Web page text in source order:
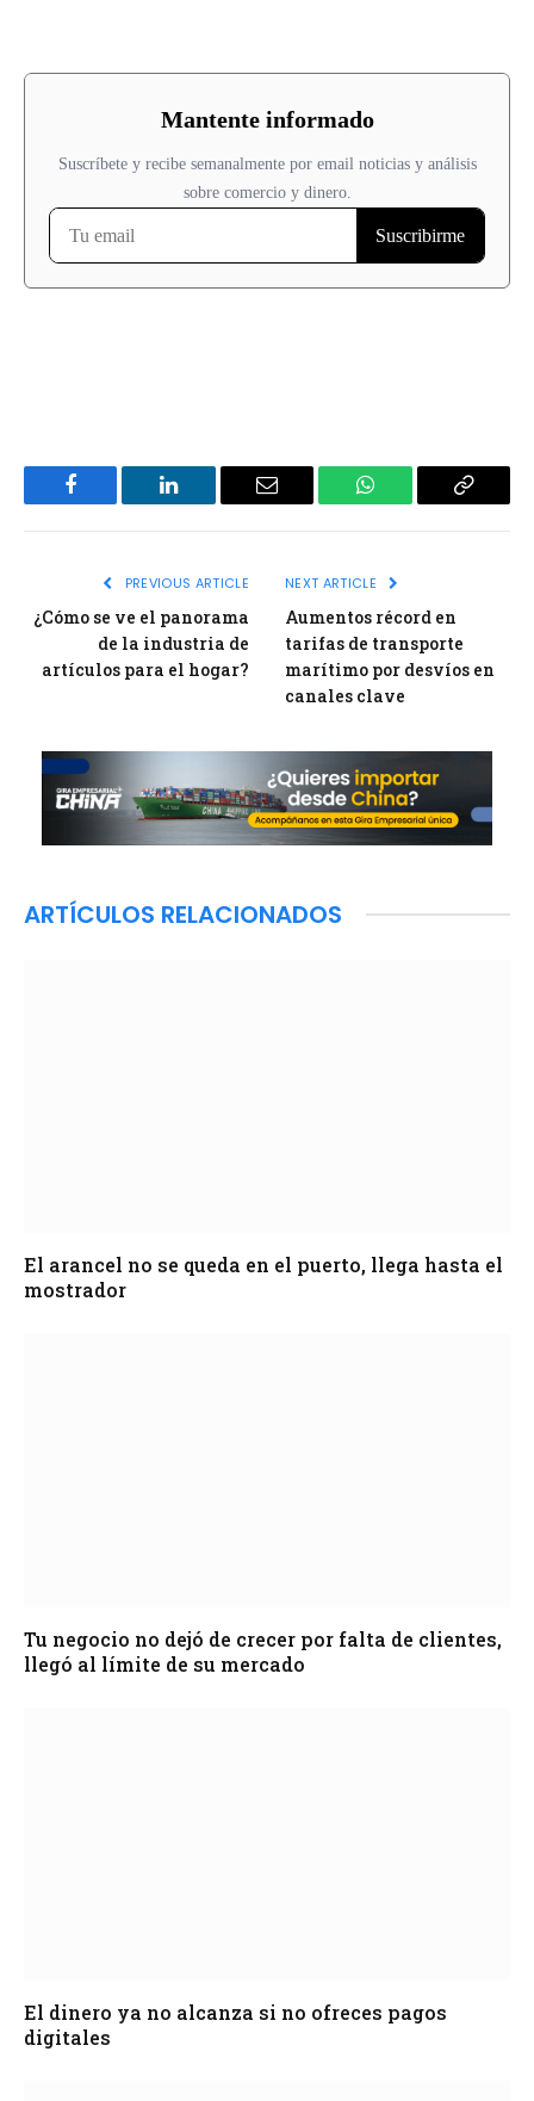
Facebook LinkedIn Email WhatsApp Copy
PREVIOUS ARTICLE
¿Cómo se ve el panorama
de la industria de
artículos para el hogar?
NEXT ARTICLE
Aumentos récord en
tarifas de transporte
marítimo por desvíos en
canales clave
ARTÍCULOS RELACIONADOS
El arancel no se queda en el puerto, llega hasta el
mostrador
Tu negocio no dejó de crecer por falta de clientes,
llegó al límite de su mercado
El dinero ya no alcanza si no ofreces pagos
digitales